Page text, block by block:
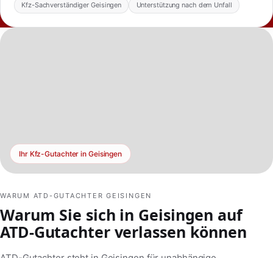
Kfz-Sachverständiger Geisingen Unterstützung nach dem Unfall
Ihr Kfz-Gutachter in Geisingen
WARUM ATD-GUTACHTER GEISINGEN
Warum Sie sich in Geisingen auf
ATD-Gutachter verlassen können